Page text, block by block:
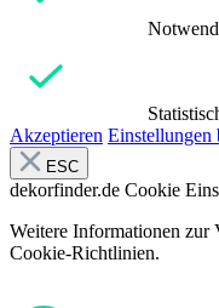
Akzeptieren Einstellungen
ESC
dekorfinder.de Cookie
Weitere Informationen zur
Cookie-Richtlinien.